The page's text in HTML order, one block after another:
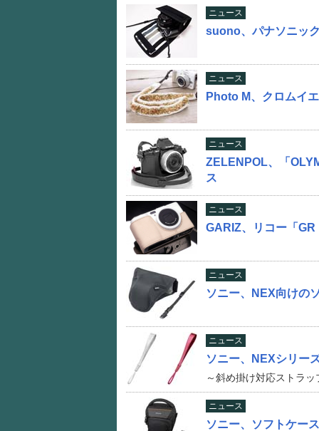
ニュース
suono、パナソニッ
ニュース
Photo M、クロムイ
ニュース
ZELENPOL、「
ス
ニュース
GARIZ、リコー「
ニュース
ソニー、NEX向けの
ニュース
ソニー、NEXシリー
～斜め掛け対応ストラッ
ニュース
ソニー、ソフトケー